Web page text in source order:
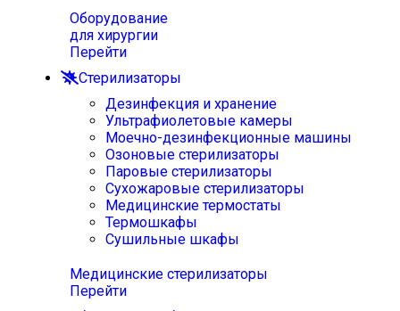
Оборудование
для хирургии
Перейти
Стерилизаторы
Дезинфекция и хранение
Ультрафиолетовые камеры
Моечно-дезинфекционные машины
Озоновые стерилизаторы
Паровые стерилизаторы
Сухожаровые стерилизаторы
Медицинские термостаты
Термошкафы
Сушильные шкафы
Медицинские стерилизаторы
Перейти